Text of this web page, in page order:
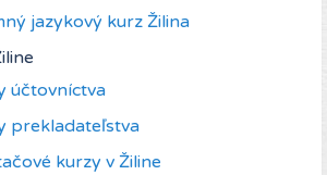
jazykový kurz Žilina
účtovníctva
prekladateľstva
kurzy v Žiline